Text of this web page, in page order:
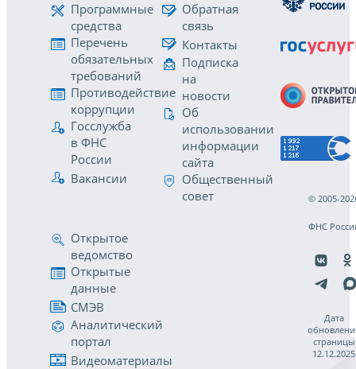
Программные
средства
Перечень
обязательных
требований
Противодействие
коррупции
Госслужба
в ФНС
России
Вакансии
Обратная
связь
Контакты
Подписка
на
новости
Об
использовании
информации
сайта
Общественный
совет
Открытое
ведомство
Открытые
данные
СМЭВ
Аналитический
портал
Видеоматериалы
© 2005-
ФНС
Дата
страницы
12.12.2025